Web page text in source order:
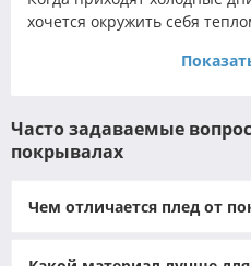
хочется окружить себя
приятнее, чем завернуться
укрыться под красивым
атмосферу уюта и стиля в
Выбор качественных пледов
материал, плотность,
плед купить для вечернего
Часто задаваемые
покрывалах
Чем отличается плед от